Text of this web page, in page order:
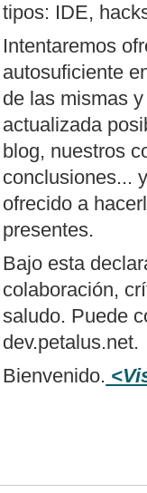
tipos: IDE,
Intentaremos
autosuficiente
de las mismas
actualizada
blog, nuestros
conclusiones...
ofrecido a
presentes.
Bajo esta
colaboración,
saludo. Puede
dev.petalus.net.
Bienvenido.